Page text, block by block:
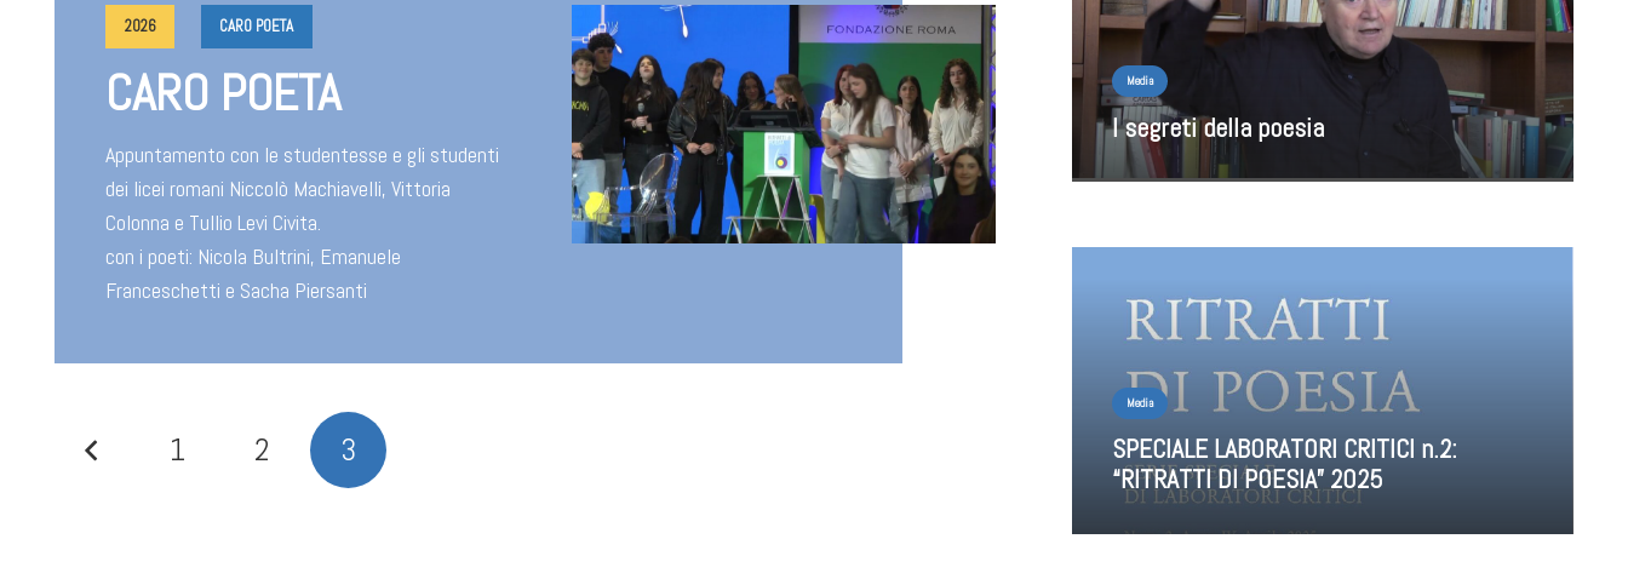
2026 CARO POETA
CARO POETA
Appuntamento con le studentesse e gli studenti
dei licei romani Niccolò Machiavelli, Vittoria
Colonna e Tullio Levi Civita.
con i poeti: Nicola Bultrini, Emanuele
Franceschetti e Sacha Piersanti
1 2 3
Media
I segreti della poesia
Media
SPECIALE LABORATORI CRITICI n.2:
“RITRATTI DI POESIA” 2025